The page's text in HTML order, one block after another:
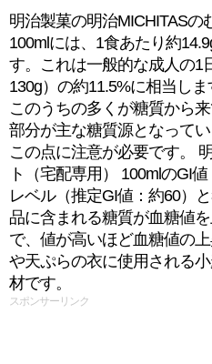
明治製菓の明治MICHITASの
100mlには、1食あたり約
す。これは一般的な成人の1
130g）の約11.5%に相当しま
このうちの多くが糖質から
部分が主な糖質源となって
この点に注意が必要です。
ト（宅配専用） 100mlのGI
レベル（推定GI値：約60）
品に含まれる糖質が血糖値
で、値が高いほど血糖値の
や天ぷらの衣に使用される
材です。
スポンサーリンク